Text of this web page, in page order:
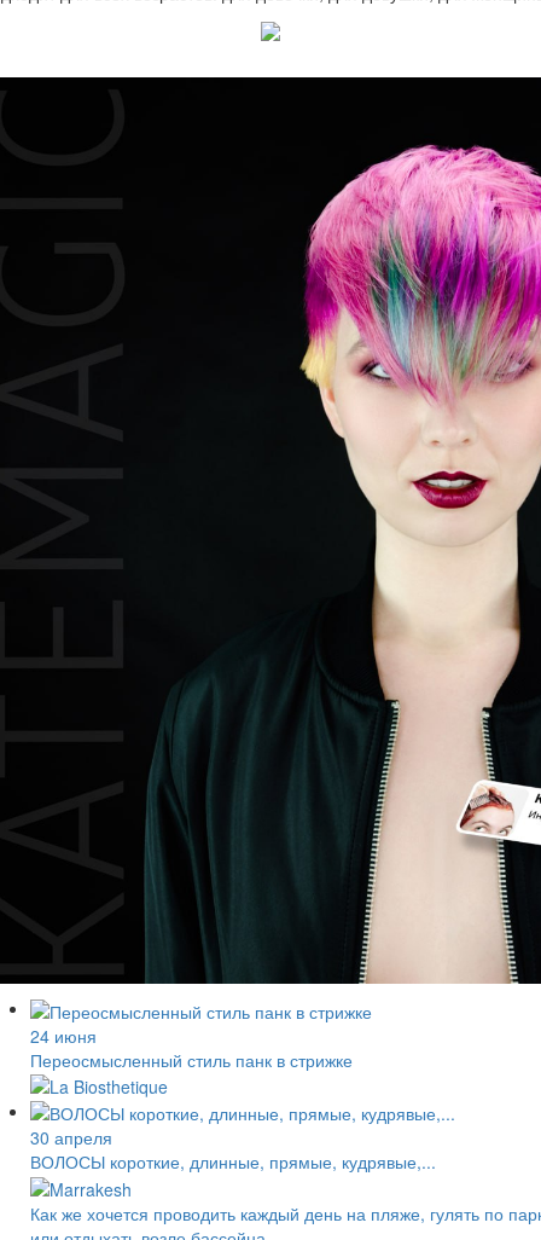
24 июня
Переосмысленный стиль панк в стрижке
30 апреля
ВОЛОСЫ короткие, длинные, прямые, кудрявые,...
Как же хочется проводить каждый день на пляже, гулять по